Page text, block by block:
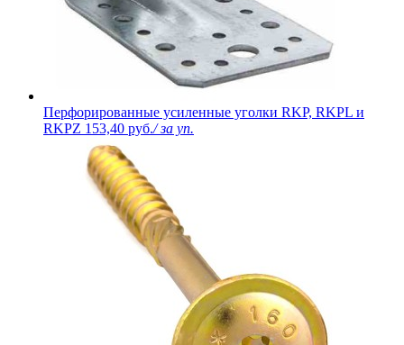
Перфорированные усиленные уголки RKP, RKPL и
RKPZ 153,40 руб./ за уп.